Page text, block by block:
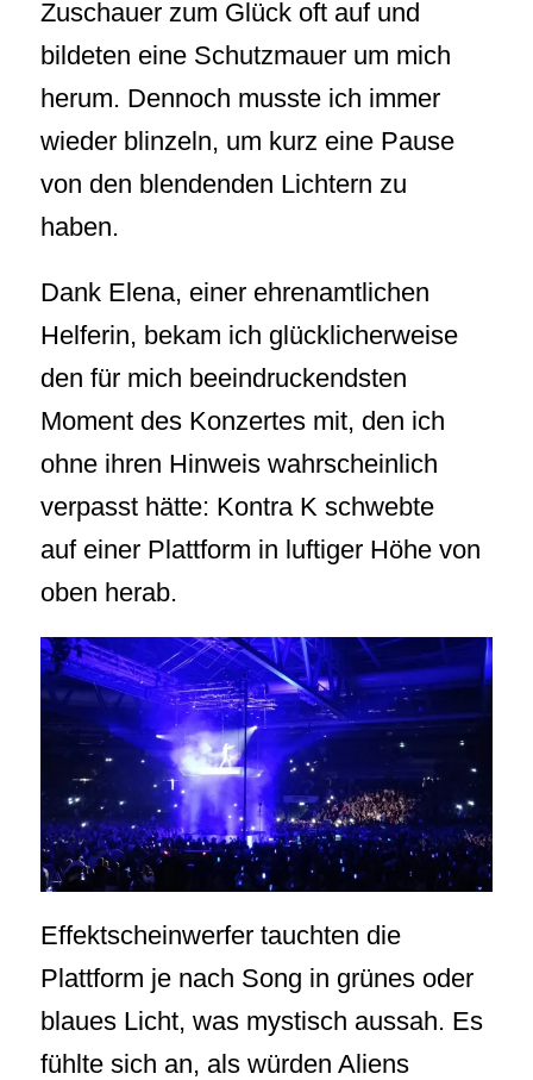
Zuschauer zum Glück oft auf und
bildeten eine Schutzmauer um mich
herum. Dennoch musste ich immer
wieder blinzeln, um kurz eine Pause
von den blendenden Lichtern zu
haben.
Dank Elena, einer ehrenamtlichen
Helferin, bekam ich glücklicherweise
den für mich beeindruckendsten
Moment des Konzertes mit, den ich
ohne ihren Hinweis wahrscheinlich
verpasst hätte: Kontra K schwebte
auf einer Plattform in luftiger Höhe von
oben herab.
Effektscheinwerfer tauchten die
Plattform je nach Song in grünes oder
blaues Licht, was mystisch aussah. Es
fühlte sich an, als würden Aliens